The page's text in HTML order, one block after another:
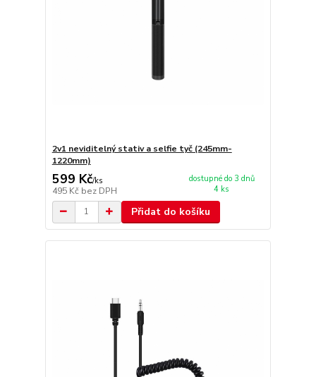
2v1 neviditelný stativ a selfie tyč (245mm-
1220mm)
599 Kč/ks
495 Kč bez DPH
dostupné do 3 dnů
4 ks
Přidat do košíku